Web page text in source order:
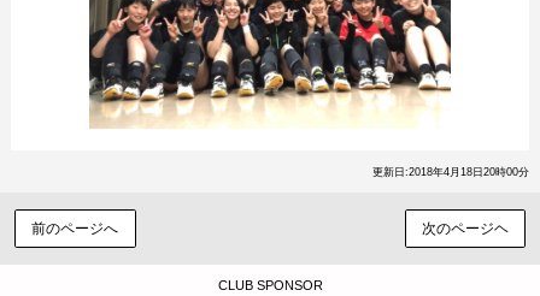
更新日:2018年4月18日20時00分
前のページへ 次のページヘ
CLUB SPONSOR